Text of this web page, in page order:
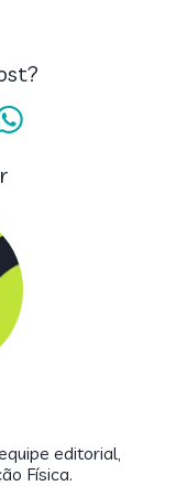
editorial,
Física.